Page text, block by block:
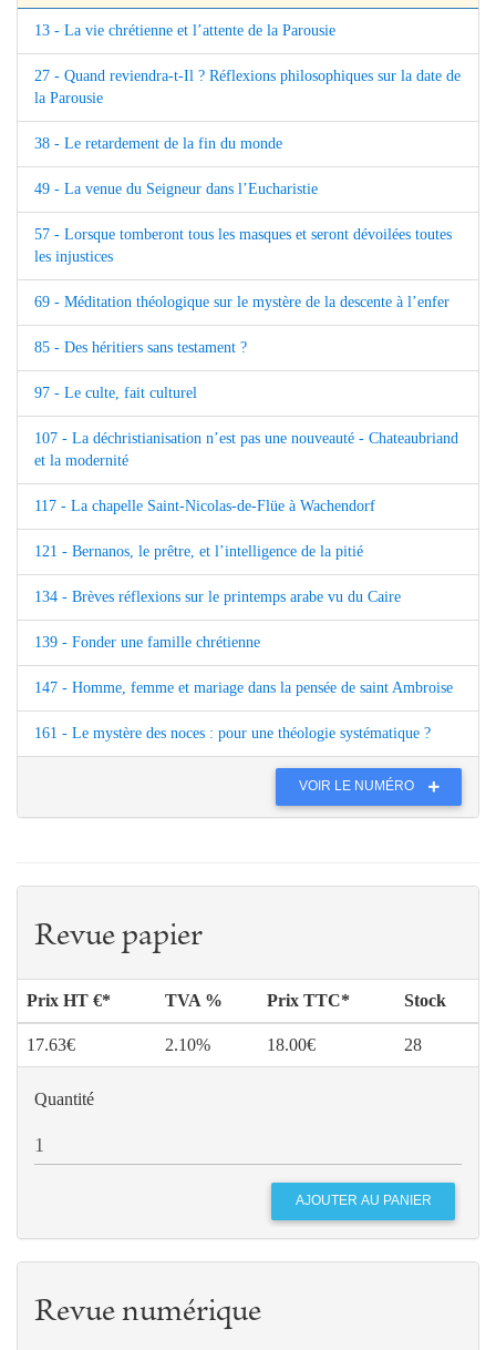
13 - La vie chrétienne et l’attente de la Parousie
27 - Quand reviendra-t-Il ? Réflexions philosophiques sur la date de
la Parousie
38 - Le retardement de la fin du monde
49 - La venue du Seigneur dans l’Eucharistie
57 - Lorsque tomberont tous les masques et seront dévoilées toutes
les injustices
69 - Méditation théologique sur le mystère de la descente à l’enfer
85 - Des héritiers sans testament ?
97 - Le culte, fait culturel
107 - La déchristianisation n’est pas une nouveauté - Chateaubriand
et la modernité
117 - La chapelle Saint-Nicolas-de-Flüe à Wachendorf
121 - Bernanos, le prêtre, et l’intelligence de la pitié
134 - Brèves réflexions sur le printemps arabe vu du Caire
139 - Fonder une famille chrétienne
147 - Homme, femme et mariage dans la pensée de saint Ambroise
161 - Le mystère des noces : pour une théologie systématique ?
VOIR LE NUMÉRO
Revue papier
Prix HT €* TVA % Prix TTC* Stock
17.63€ 2.10% 18.00€ 28
Quantité
Revue numérique